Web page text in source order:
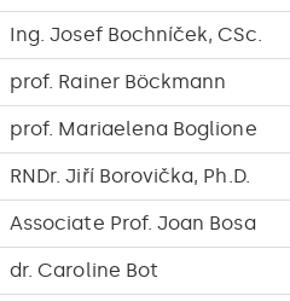
Ing. Josef Bochníček, CSc.
prof. Rainer Böckmann
prof. Mariaelena Boglione
RNDr. Jiří Borovička, Ph.D.
Associate Prof. Joan Bosa
dr. Caroline Bot